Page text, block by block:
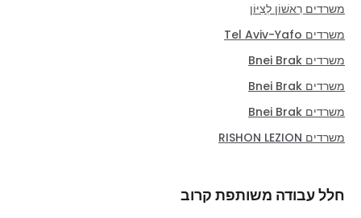
משרדים רִאשׁוֹן לְצִיּוֹן
משרדים Tel Aviv-Yafo
משרדים Bnei Brak
משרדים Bnei Brak
משרדים Bnei Brak
משרדים RISHON LEZION
חלל עבודה משותפת קרוב